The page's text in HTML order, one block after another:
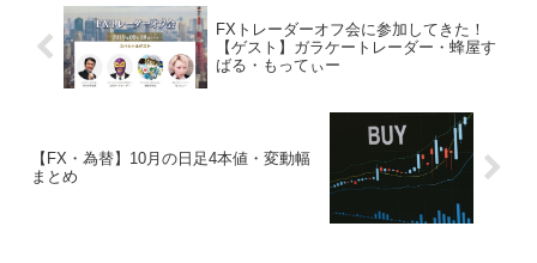
FXトレーダーオフ会に参加してきた！
【ゲスト】ガラケートレーダー・蜂屋す
ばる・もってぃー
【FX・為替】10月の日足4本値・変動幅
まとめ